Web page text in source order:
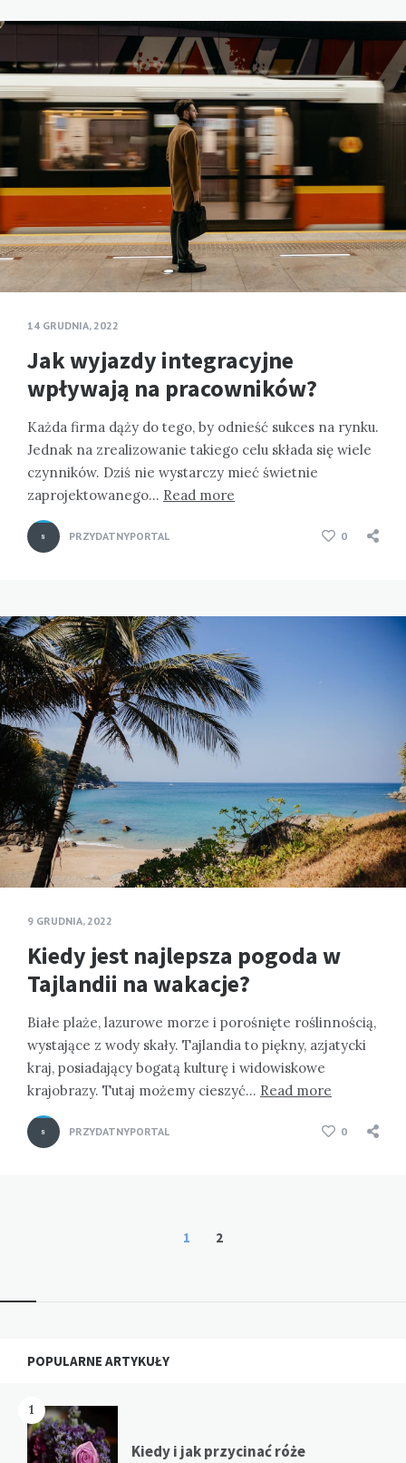
14 GRUDNIA, 2022
Jak wyjazdy integracyjne
wpływają na pracowników?
Każda firma dąży do tego, by odnieść sukces na rynku.
Jednak na zrealizowanie takiego celu składa się wiele
czynników. Dziś nie wystarczy mieć świetnie
zaprojektowanego… Read more
PRZYDATNYPORTAL 0
9 GRUDNIA, 2022
Kiedy jest najlepsza pogoda w
Tajlandii na wakacje?
Białe plaże, lazurowe morze i porośnięte roślinnością,
wystające z wody skały. Tajlandia to piękny, azjatycki
kraj, posiadający bogatą kulturę i widowiskowe
krajobrazy. Tutaj możemy cieszyć… Read more
PRZYDATNYPORTAL 0
1 2
Widgets
POPULARNE ARTYKUŁY
1
Kiedy i jak przycinać róże